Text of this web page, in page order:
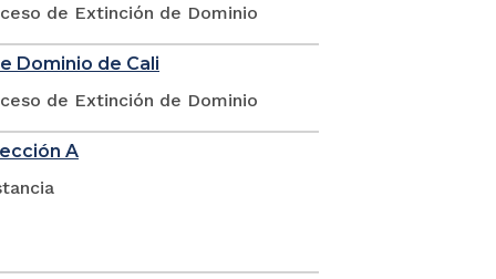
de Extinción de Dominio
Dominio de Cali
de Extinción de Dominio
A